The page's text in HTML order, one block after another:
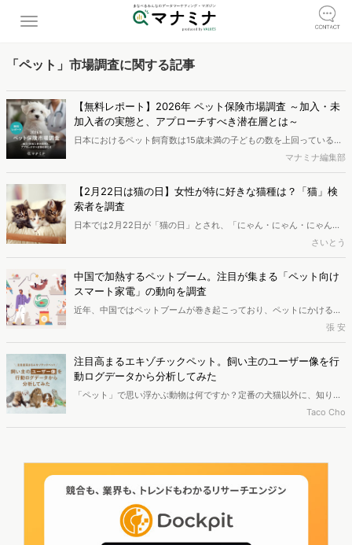
「ペット」市場調査に関する記事
【無料レポート】2026年 ペット保険市場調査 ～加入・未
加入者の実態と、アプローチすべき潜在層とは～
日本におけるペット飼育数は15歳未満の子どもの数を上回っていると
言われる現代。また、そのペット需要の増加に伴いペットの家族化も
進んでおり、ペット保険もその存在感を高めています。しかし実際の
保険加入者数がペット飼育者全体の約20%にとどまっている実情を見
ると、ペット保険市場は伸び代が大きい市場と言えそうです。本レポ
ートは、新規顧客獲得に乗り出す必要がある企業・ご担当者様向け
に、アンケート×行動ログという2つの手法を用いることで、意識面と
無意識面両方から高い解像度のペルソナや施策案を描ける実例をご紹
介しています。※本レポートは記事のフォームから無料でダウンロー
ドできます。
マナミナ編集部
【2月22日は猫の日】女性が特に好きな猫種は？「猫」検
索者を調査
日本では2月22日が「猫の日」とされ、「にゃん・にゃん・にゃん」
という猫の鳴き声にちなんで1987年に日本の愛猫家団体「猫の日実行
委員会」と動物愛護団体が制定しました。この時期にちなんで、イン
ターネットで「猫」について検索する人は、なにが気になっているか
を分析します。
さいとう
中国で加熱するペットブーム。注目が集まる「ペット向け
スマート家電」の動向を調査
近年、中国ではペットブームが巻き起こっており、ペットにかける金
銭を惜しまない飼い主も多いです。感染症の流行下で需要が増えたこ
とも影響し、ペット業界の市場規模は拡大の一途を辿っています。本
記事では中国のペット業界の中で、関心が高まっている「スマート家
電業界」を中心にご紹介します。
張 安
注目高まるエキゾチックペット。飼い主のユーザー像を行
動ログデータから分析してみた
「ペット」で思い浮かぶ動物は何ですか？定番の犬猫以外に、知り合
いからもらったハムスターやお祭りですくった金魚など、「エキゾチ
ックペット」も犬猫に負けない人気が集まっています。今回はエキゾ
Taco Cho